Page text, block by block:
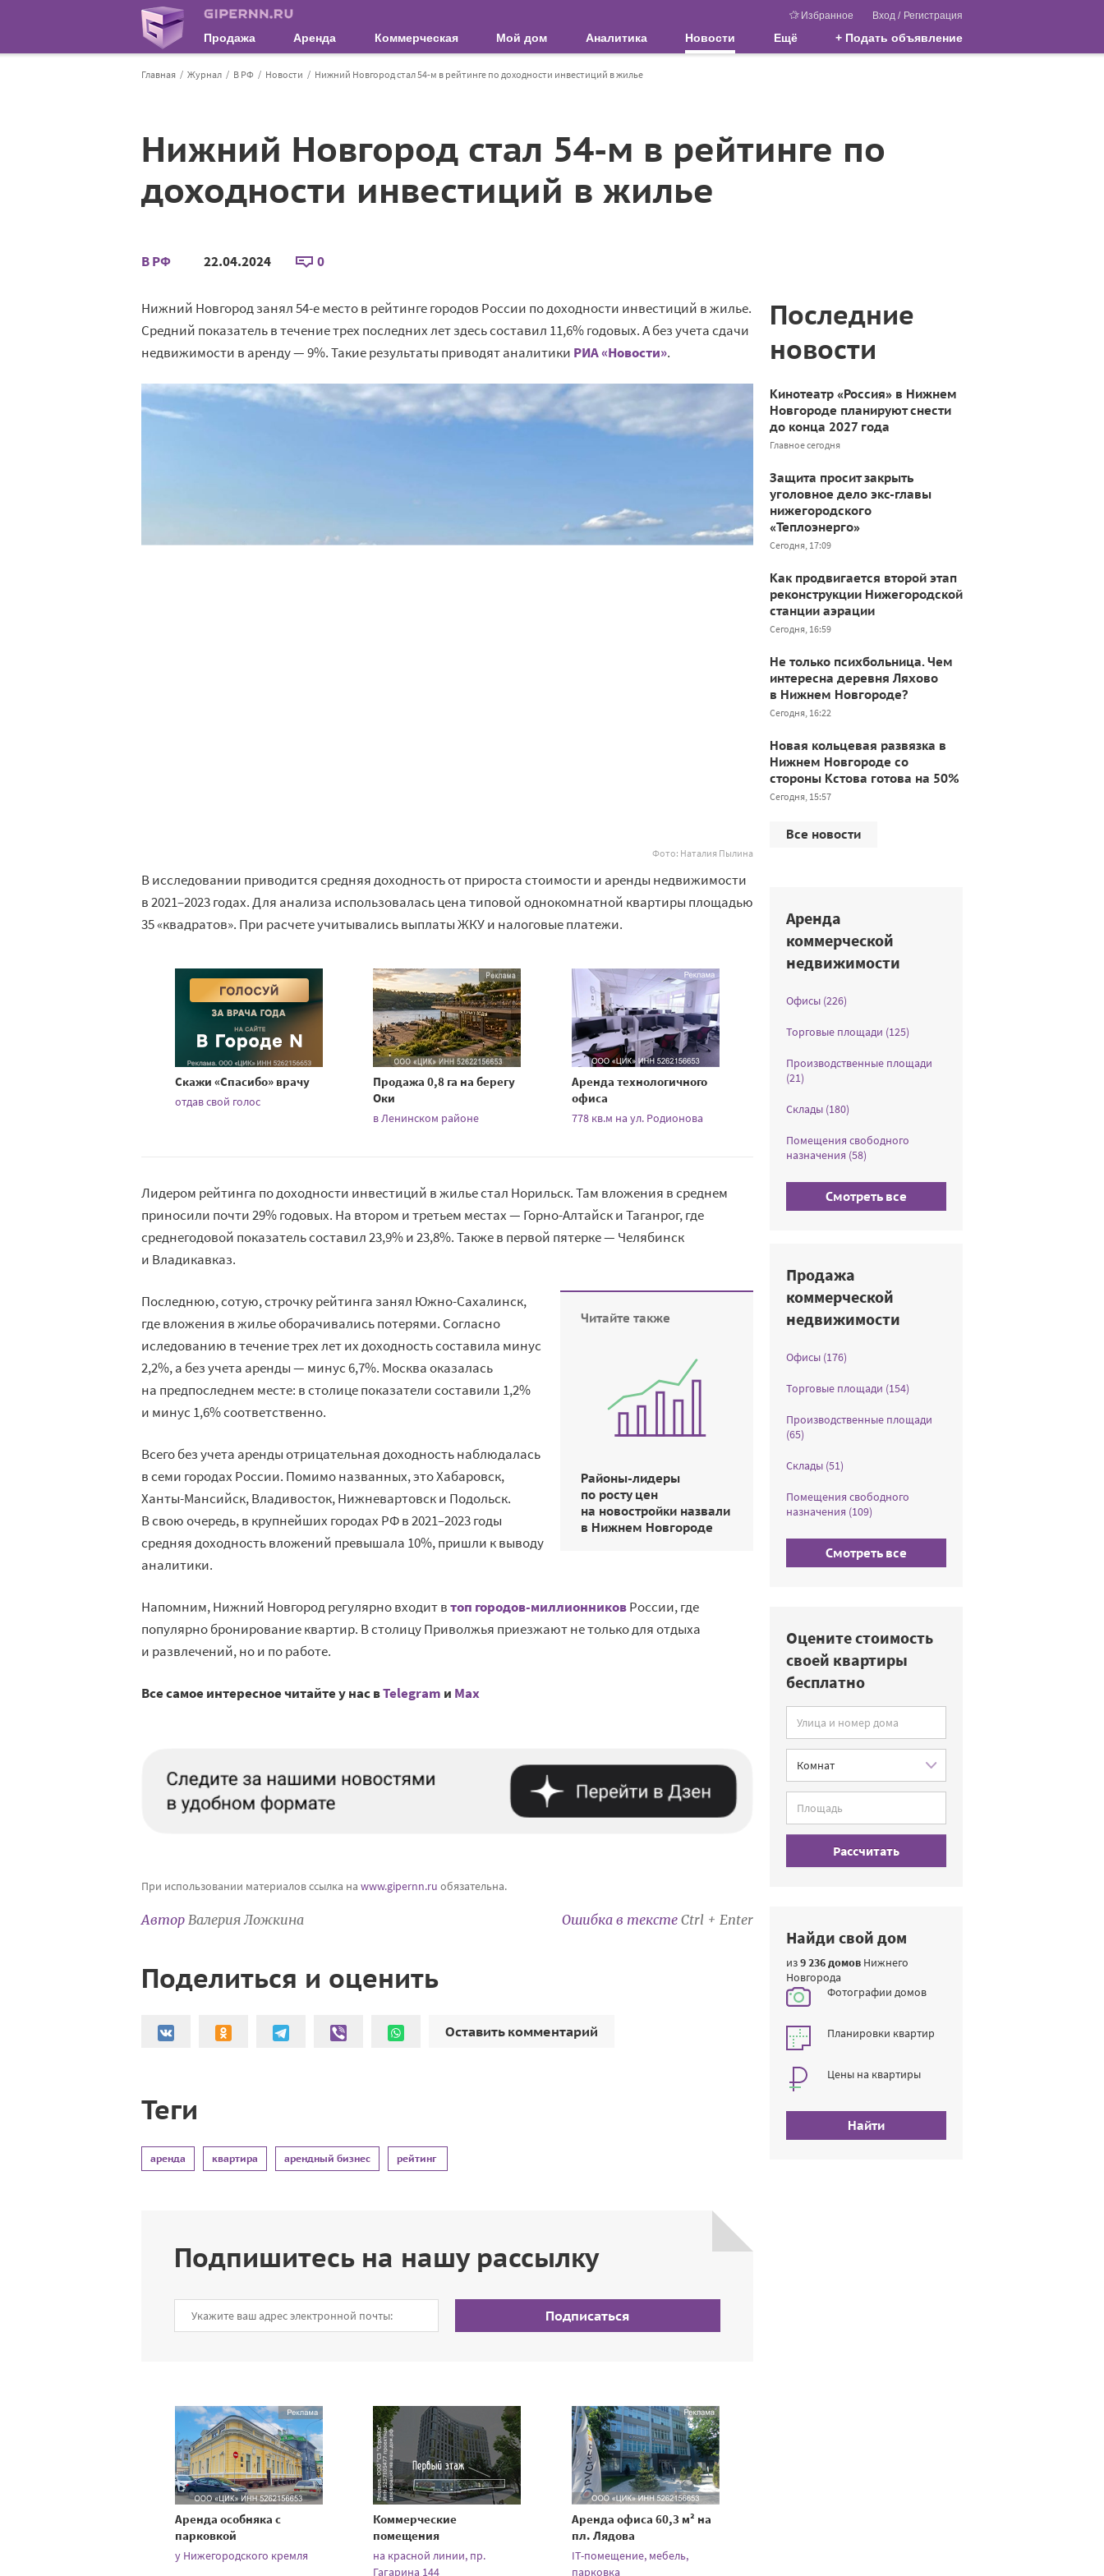
Избранное Вход / Регистрация
Продажа Аренда Коммерческая Мой дом Аналитика Новости Ещё + Подать объявление
Главная Журнал В РФ Новости Нижний Новгород стал 54-м в рейтинге по доходности инвестиций в жилье
Нижний Новгород стал 54-м в рейтинге по
доходности инвестиций в жилье
В РФ 22.04.2024 0
Нижний Новгород занял 54-е место в рейтинге городов России по доходности инвестиций в жилье.
Средний показатель в течение трех последних лет здесь составил 11,6% годовых. А без учета сдачи
недвижимости в аренду — 9%. Такие результаты приводят аналитики РИА «Новости».
Фото: Наталия Пылина
В исследовании приводится средняя доходность от прироста стоимости и аренды недвижимости
в 2021–2023 годах. Для анализа использовалась цена типовой однокомнатной квартиры площадью
35 «квадратов». При расчете учитывались выплаты ЖКУ и налоговые платежи.
Скажи «Спасибо» врачу
отдав свой голос
Продажа 0,8 га на берегу
Оки
в Ленинском районе
Аренда технологичного
офиса
778 кв.м на ул. Родионова
Лидером рейтинга по доходности инвестиций в жилье стал Норильск. Там вложения в среднем
приносили почти 29% годовых. На втором и третьем местах — Горно-Алтайск и Таганрог, где
среднегодовой показатель составил 23,9% и 23,8%. Также в первой пятерке — Челябинск
и Владикавказ.
Читайте также
Районы-лидеры
по росту цен
на новостройки назвали
в Нижнем Новгороде
Последнюю, сотую, строчку рейтинга занял Южно-Сахалинск,
где вложения в жилье оборачивались потерями. Согласно
иследованию в течение трех лет их доходность составила минус
2,2%, а без учета аренды — минус 6,7%. Москва оказалась
на предпоследнем месте: в столице показатели составили 1,2%
и минус 1,6% соответственно.
Всего без учета аренды отрицательная доходность наблюдалась
в семи городах России. Помимо названных, это Хабаровск,
Ханты-Мансийск, Владивосток, Нижневартовск и Подольск.
В свою очередь, в крупнейших городах РФ в 2021–2023 годы
средняя доходность вложений превышала 10%, пришли к выводу
аналитики.
Напомним, Нижний Новгород регулярно входит втоп городов-миллионниковРоссии, где
популярно бронирование квартир. В столицу Приволжья приезжают не только для отдыха
и развлечений, но и по работе.
Все самое интересное читайте у нас вTelegram и Mах
При использовании материалов ссылка на www.gipernn.ru обязательна.
Автор Валерия Ложкина Ошибка в тексте Ctrl + Enter
Поделиться и оценить
Оставить комментарий
Теги
аренда квартира арендный бизнес рейтинг
Подпишитесь на нашу рассылку
Подписаться
Аренда особняка с
парковкой
у Нижегородского кремля
Коммерческие
помещения
на красной линии, пр.
Гагарина 144
Аренда офиса 60,3 м² на
пл. Лядова
IT-помещение, мебель,
парковка
Последние
новости
Кинотеатр «Россия» в Нижнем
Новгороде планируют снести
до конца 2027 года
Главное сегодня
Защита просит закрыть
уголовное дело экс-главы
нижегородского
«Теплоэнерго»
Сегодня, 17:09
Как продвигается второй этап
реконструкции Нижегородской
станции аэрации
Сегодня, 16:59
Не только психбольница. Чем
интересна деревня Ляхово
в Нижнем Новгороде?
Сегодня, 16:22
Новая кольцевая развязка в
Нижнем Новгороде со
стороны Кстова готова на 50%
Сегодня, 15:57
Все новости
Аренда
коммерческой
недвижимости
Офисы (226)
Торговые площади (125)
Производственные площади
(21)
Склады (180)
Помещения свободного
назначения (58)
Смотреть все
Продажа
коммерческой
недвижимости
Офисы (176)
Торговые площади (154)
Производственные площади
(65)
Склады (51)
Помещения свободного
назначения (109)
Смотреть все
Оцените стоимость
своей квартиры
бесплатно
Рассчитать
Найди свой дом
из9 236 домов Нижнего
Новгорода
Фотографии домов
Планировки квартир
Цены на квартиры
Найти